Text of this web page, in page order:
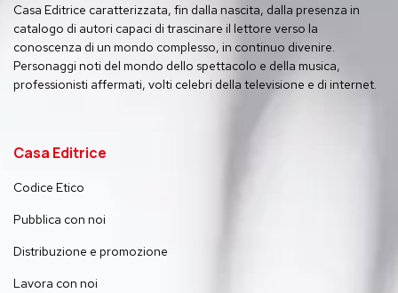
Casa Editrice caratterizzata, fin dalla nascita, dalla presenza in
catalogo di autori capaci di trascinare il lettore verso la
conoscenza di un mondo complesso, in continuo divenire.
Personaggi noti del mondo dello spettacolo e della musica,
professionisti affermati, volti celebri della televisione e di internet.
Casa Editrice
Codice Etico
Pubblica con noi
Distribuzione e promozione
Lavora con noi